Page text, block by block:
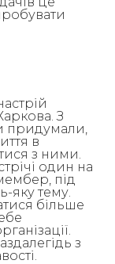
З
придумали,
в
з ними.
один на
під
яку тему.
більше
з